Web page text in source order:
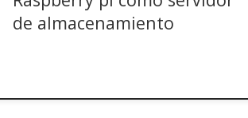
de almacenamiento